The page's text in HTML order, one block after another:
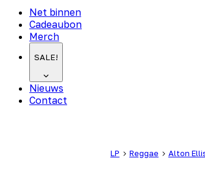
Net binnen
Cadeaubon
Merch
SALE!
Nieuws
Contact
LP Reggae Alton